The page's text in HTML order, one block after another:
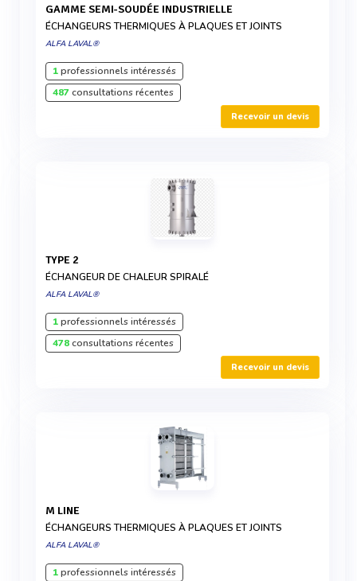
GAMME SEMI-SOUDÉE INDUSTRIELLE
ÉCHANGEURS THERMIQUES À PLAQUES ET JOINTS
ALFA LAVAL®
1professionnels intéressés
487consultations récentes
Recevoir un devis
TYPE 2
ÉCHANGEUR DE CHALEUR SPIRALÉ
ALFA LAVAL®
1professionnels intéressés
478consultations récentes
Recevoir un devis
M LINE
ÉCHANGEURS THERMIQUES À PLAQUES ET JOINTS
ALFA LAVAL®
1professionnels intéressés